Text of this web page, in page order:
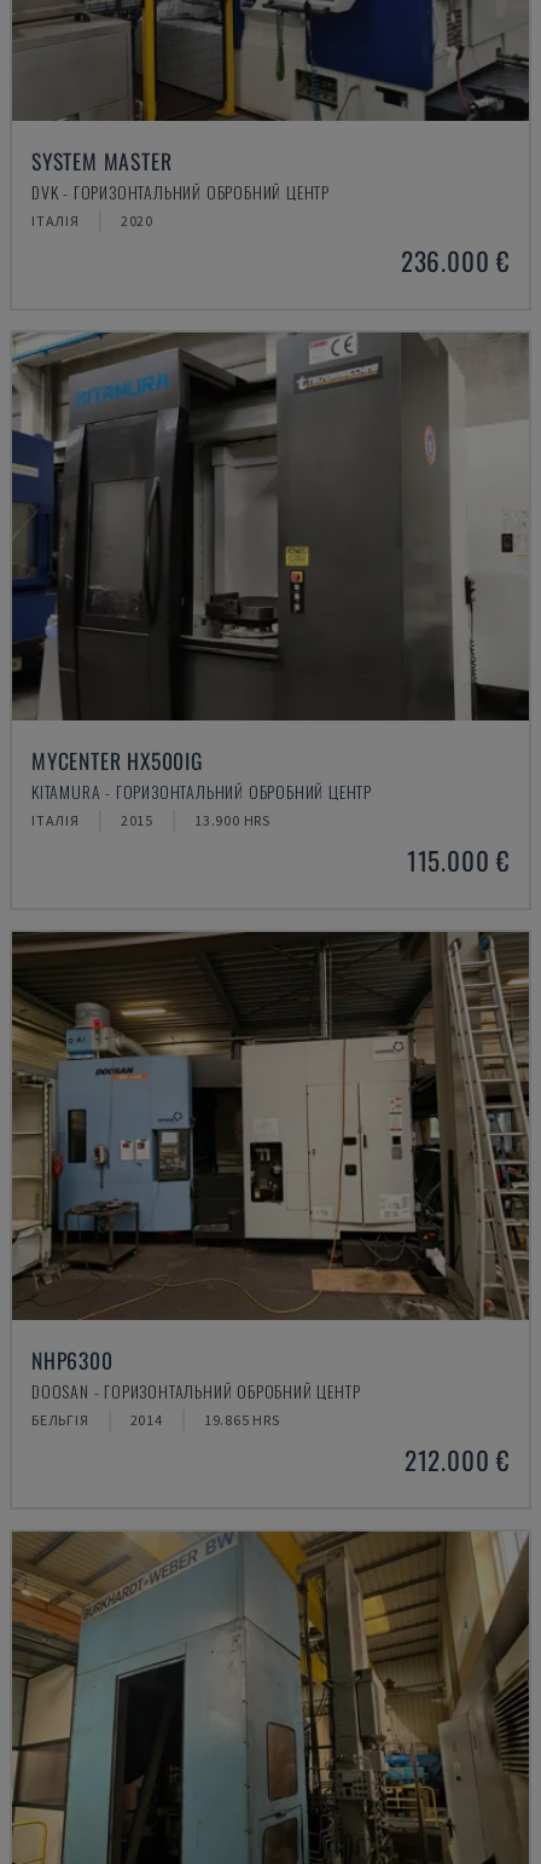
SYSTEM MASTER
DVK - ГОРИЗОНТАЛЬНИЙ ОБРОБНИЙ ЦЕНТР
ІТАЛІЯ 2020
236.000 €
MYCENTER HX500IG
KITAMURA - ГОРИЗОНТАЛЬНИЙ ОБРОБНИЙ ЦЕНТР
ІТАЛІЯ 2015 13.900 HRS
115.000 €
NHP6300
DOOSAN - ГОРИЗОНТАЛЬНИЙ ОБРОБНИЙ ЦЕНТР
БЕЛЬГІЯ 2014 19.865 HRS
212.000 €